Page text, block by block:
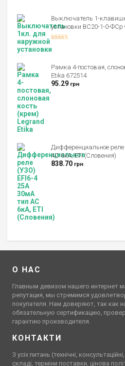
Выключатель 1-
установки ВС20-1-0-ФСр
4.00
Рамка 4-постовая,
Etika 672514
95.29 грн
Дифференциальное
AC 6кА, ETI (Словения)
838.70 грн
О НАС
Главным девизом нашего интернет
репутация, мы стремимся
покупателя. Нам доверяют, так как
обязательную сертификацию,
гарантию производителя.
КОНТАКТИ
З усіх питань (технічні,
складі, терміни поставки, цінова